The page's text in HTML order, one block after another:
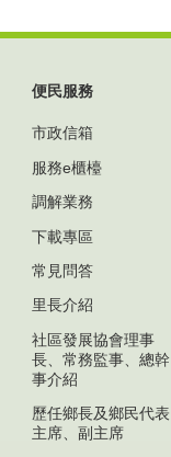
便民服務
市政信箱
服務e櫃檯
調解業務
下載專區
常見問答
里長介紹
社區發展協會理事
長、常務監事、總幹
事介紹
歷任鄉長及鄉民代表
主席、副主席